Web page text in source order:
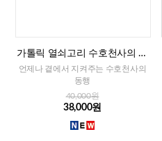
가톨릭 열쇠고리 수호천사의 축
복(프랑스)
언제나 곁에서 지켜주는 수호천사의
동행
40,000원
38,000원